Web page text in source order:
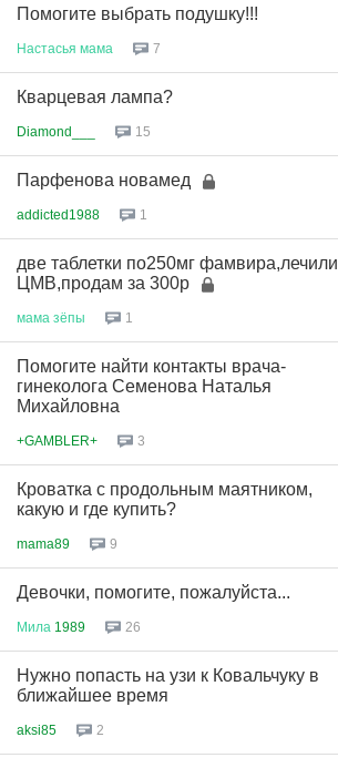
Помогите выбрать подушку!!!
Настасья мама 7
Кварцевая лампа?
Diamond___ 15
Парфенова новамед
addicted1988 1
две таблетки по250мг фамвира,лечили
ЦМВ,продам за 300р
мама зёпы 1
Помогите найти контакты врача-
гинеколога Семенова Наталья
Михайловна
+GAMBLER+ 3
Кроватка с продольным маятником,
какую и где купить?
mama89 9
Девочки, помогите, пожалуйста...
Мила 1989 26
Нужно попасть на узи к Ковальчуку в
ближайшее время
aksi85 2